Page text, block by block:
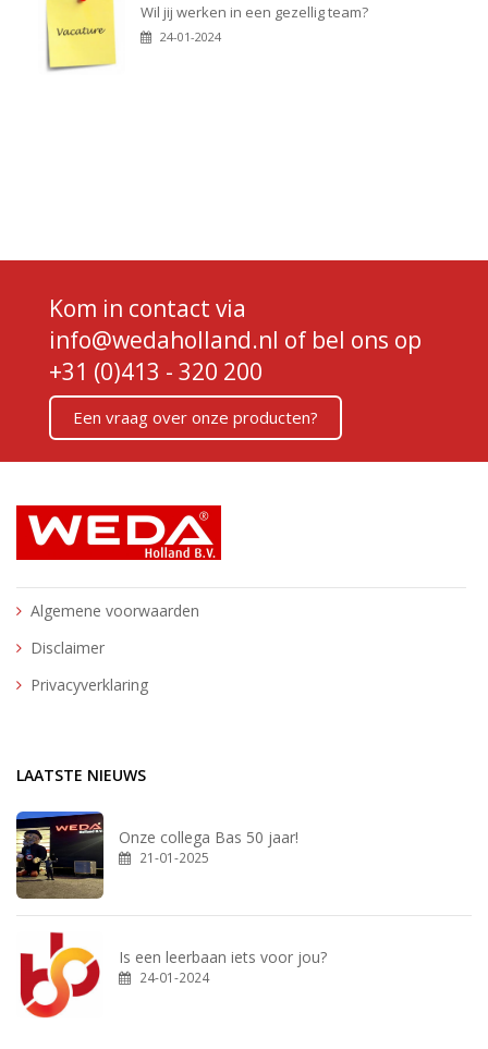
Wil jij werken in een gezellig team?
24-01-2024
Kom in contact via
info@wedaholland.nl of bel ons op
+31 (0)413 - 320 200
Een vraag over onze producten?
Algemene voorwaarden
Disclaimer
Privacyverklaring
LAATSTE NIEUWS
Onze collega Bas 50 jaar!
21-01-2025
Is een leerbaan iets voor jou?
24-01-2024